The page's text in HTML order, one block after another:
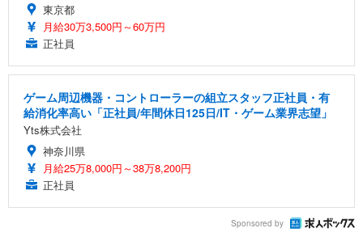
東京都
月給30万3,500円～60万円
正社員
ゲーム周辺機器・コントローラーの組立スタッフ正社員・有
給消化率高い「正社員/年間休日125日/IT・ゲーム業界志望」
Yts株式会社
神奈川県
月給25万8,000円～38万8,200円
正社員
Sponsored by